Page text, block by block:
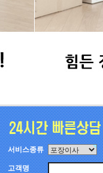
서비스종류
고객명